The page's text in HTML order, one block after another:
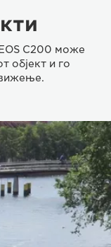
C200 може
објект и го